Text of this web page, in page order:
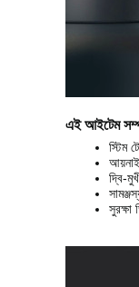
এই আইটেম
স্টিম
দ্বি-